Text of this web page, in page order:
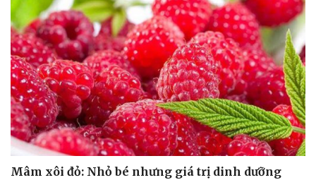
Mâm xôi đỏ: Nhỏ bé nhưng giá trị dinh dưỡng